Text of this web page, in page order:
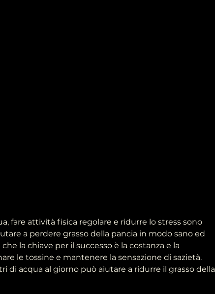
a perdere grasso della pancia in modo sano ed
la chiave per il successo è la costanza e la
le tossine e mantenere la sensazione di sazietà.
di acqua al giorno può aiutare a ridurre il grasso della